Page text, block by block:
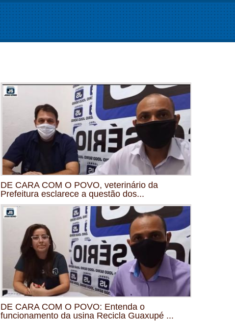
DE CARA COM O POVO, veterinário da
Prefeitura esclarece a questão dos...
DE CARA COM O POVO: Entenda o
funcionamento da usina Recicla Guaxupé ...